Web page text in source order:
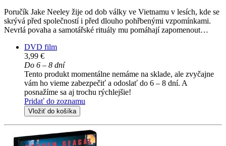
Poručík Jake Neeley žije od dob války ve Vietnamu v lesích, kde se
skrývá před společností i před dlouho pohřbenými vzpomínkami.
Nevrlá povaha a samotářské rituály mu pomáhají zapomenout…
DVD film
3,99 €
Do 6 – 8 dní
Tento produkt momentálne nemáme na sklade, ale zvyčajne
vám ho vieme zabezpečiť a odoslať do 6 – 8 dní. A
posnažíme sa aj trochu rýchlejšie!
Pridať do zoznamu
Vložiť do košíka